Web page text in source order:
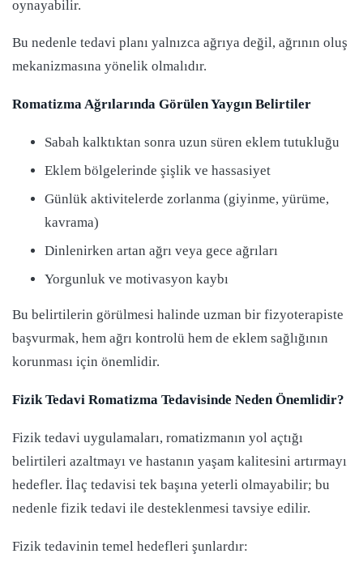
oynayabilir.
Bu nedenle tedavi planı yalnızca ağrıya değil, ağrının oluş
mekanizmasına yönelik olmalıdır.
Romatizma Ağrılarında Görülen Yaygın Belirtiler
Sabah kalktıktan sonra uzun süren eklem tutukluğu
Eklem bölgelerinde şişlik ve hassasiyet
Günlük aktivitelerde zorlanma (giyinme, yürüme,
kavrama)
Dinlenirken artan ağrı veya gece ağrıları
Yorgunluk ve motivasyon kaybı
Bu belirtilerin görülmesi halinde uzman bir fizyoterapiste
başvurmak, hem ağrı kontrolü hem de eklem sağlığının
korunması için önemlidir.
Fizik Tedavi Romatizma Tedavisinde Neden Önemlidir?
Fizik tedavi uygulamaları, romatizmanın yol açtığı
belirtileri azaltmayı ve hastanın yaşam kalitesini artırmayı
hedefler. İlaç tedavisi tek başına yeterli olmayabilir; bu
nedenle fizik tedavi ile desteklenmesi tavsiye edilir.
Fizik tedavinin temel hedefleri şunlardır: